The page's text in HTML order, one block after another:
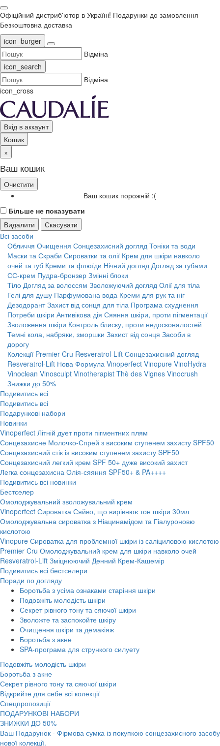
Офіційний дистриб'ютор в Україні! Подарунки до замовлення
Безкоштовна доставка
icon_burger
Відміна
icon_search
Відміна
icon_cross
Вхід в аккаунт
Кошик
×
Ваш кошик
Очистити
Ваш кошик порожній :(
Більше не показувати
Видалити
Скасувати
Всі засоби
Обличчя Очищення Сонцезахисний догляд Тоніки та води
Маски та Скраби Сироватки та олії Крем для шкіри навколо
очей та губ Креми та флюїди Нічний догляд Догляд за губами
СС-крем Пудра-бронзер Змінні блоки
Тіло Догляд за волоссям Зволожуючий догляд Олії для тіла
Гелі для душу Парфумована вода Креми для рук та ніг
Дезодорант Захист від сонця для тіла Програма схуднення
Потреби шкіри Антивікова дія Сяяння шкіри, проти пігментації
Зволоження шкіри Контроль блиску, проти недосконалостей
Темні кола, набряки, зморшки Захист від сонця Засоби в
дорогу
Колекції Premier Cru Resveratrol-Lift Сонцезахисний догляд
Resveratrol-Lift Нова Формула Vinoperfect Vinopure VinoHydra
Vinoclean Vinosculpt Vinotherapist Thè des Vignes Vinocrush
Знижки до 50%
Подивитись всі
Подивитись всі
Подарункові набори
Новинки
Vinoperfect Літній дует проти пігментних плям
Сонцезахисне Молочко-Спрей з високим ступенем захисту SPF50
Сонцезахисний стік із високим ступенем захисту SPF50
Сонцезахисний легкий крем SPF 50+ дуже високий захист
Легка сонцезахисна Олія-сяяння SPF50+ & PA++++
Подивитись всі новинки
Бестселер
Омолоджувальний зволожувальний крем
Vinoperfect Сироватка Сяйво, що вирівнює тон шкіри 30мл
Омолоджувальна сироватка з Ніацинамідом та Гіалуроновю
кислотою
Vinopure Сироватка для проблемної шкіри із саліциловою кислотою
Premier Cru Омолоджувальний крем для шкіри навколо очей
Resveratrol-Lift Зміцнюючий Денний Крем-Кашемір
Подивитись всі бестселери
Поради по догляду
Боротьба з усіма ознаками старіння шкіри
Подовжіть молодість шкіри
Секрет рівного тону та сяючої шкіри
Зволожте та заспокойте шкіру
Очищення шкіри та демакіяж
Боротьба з акне
SPA-програма для стрункого силуету
Подовжіть молодість шкіри
Боротьба з акне
Секрет рівного тону та сяючої шкіри
Відкрийте для себе всі колекції
Спецпропозиції
ПОДАРУНКОВІ НАБОРИ
ЗНИЖКИ ДО 50%
Ваш Подарунок - Фірмова сумка із покупкою сонцезахисного засобу
нової колекції.